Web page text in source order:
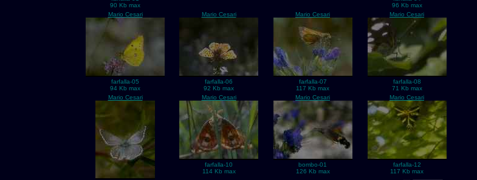
90 Kb max
96 Kb max
Mario Cesari
farfalla-05
94 Kb max
Mario Cesari
farfalla-06
92 Kb max
Mario Cesari
farfalla-07
117 Kb max
Mario Cesari
farfalla-08
71 Kb max
Mario Cesari
Mario Cesari
farfalla-10
114 Kb max
Mario Cesari
bombo-01
126 Kb max
Mario Cesari
farfalla-12
117 Kb max